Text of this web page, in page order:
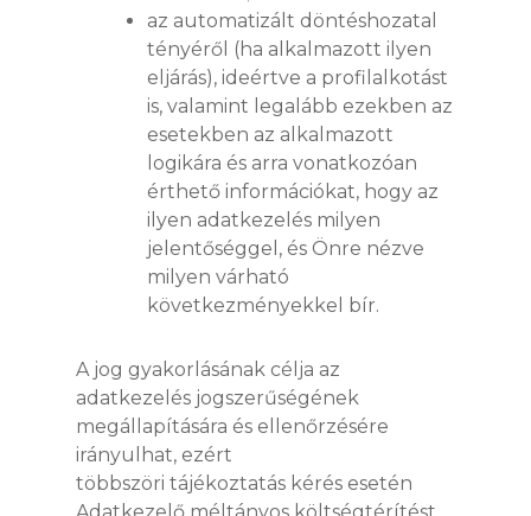
az automatizált döntéshozatal
tényéről (ha alkalmazott ilyen
eljárás), ideértve a profilalkotást
is, valamint legalább ezekben az
esetekben az alkalmazott
logikára és arra vonatkozóan
érthető információkat, hogy az
ilyen adatkezelés milyen
jelentőséggel, és Önre nézve
milyen várható
következményekkel bír.
A jog gyakorlásának célja az
adatkezelés jogszerűségének
megállapítására és ellenőrzésére
irányulhat, ezért
többszöri tájékoztatás kérés esetén